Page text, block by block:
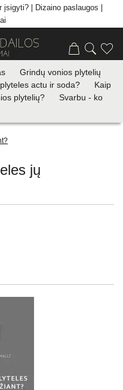
įsigyti?
Dizaino paslaugos
Grindų vonios plytelių
actu ir soda?
Kaip
plytelių?
Svarbu - ko
jų